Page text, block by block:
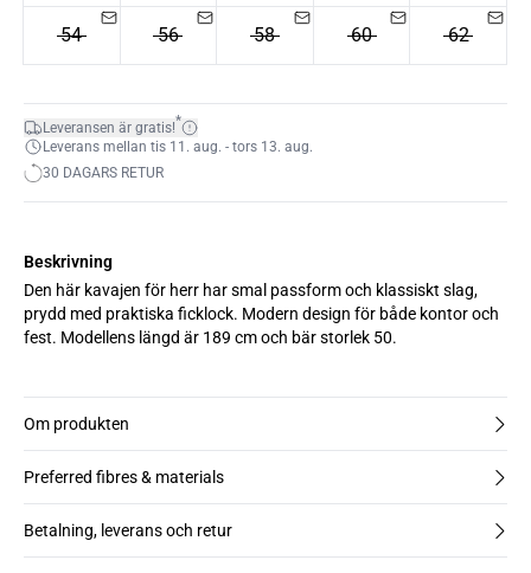
54 56 58 60 62
Leveransen är gratis!*
Leverans mellan tis 11. aug. - tors 13. aug.
30 DAGARS RETUR
Beskrivning
Den här kavajen för herr har smal passform och klassiskt slag,
prydd med praktiska ficklock. Modern design för både kontor och
fest. Modellens längd är 189 cm och bär storlek 50.
Om produkten
Preferred fibres & materials
Betalning, leverans och retur